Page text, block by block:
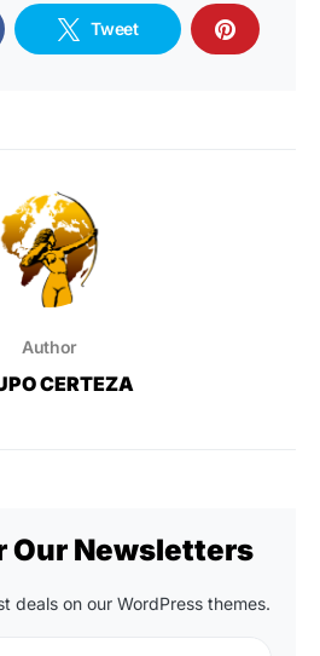
Tweet
Author
CERTEZA
Our Newsletters
deals on our WordPress themes.